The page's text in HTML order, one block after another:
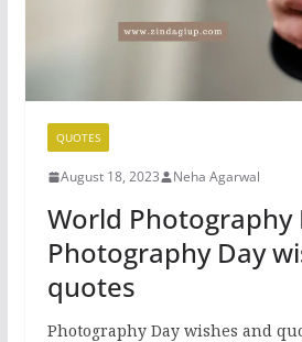
QUOTES
August 18, 2023 Neha Agarwal
World Photography
Photography Day
quotes
Photography Day wishes and